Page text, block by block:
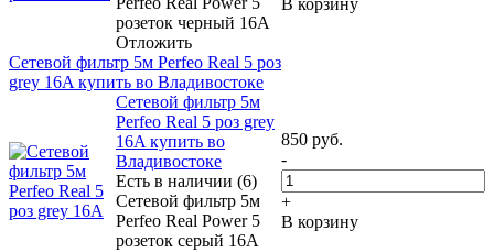
розеток черный 16A
Отложить
Сетевой фильтр 5м Perfeo Real 5 роз
grey 16A купить во Владивостоке
Сетевой фильтр 5м
Perfeo Real 5 роз grey
16A купить во
Владивостоке
Есть в наличии (6)
Сетевой фильтр 5м
Perfeo Real Power 5
розеток серый 16A
850 руб.
-
+
В корзину